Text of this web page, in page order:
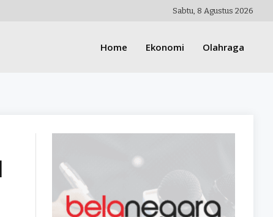
Sabtu, 8 Agustus 2026
Home Ekonomi Olahraga